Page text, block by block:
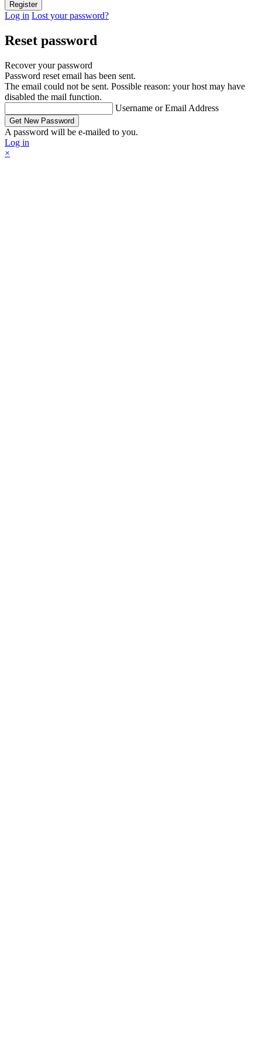
Log in Lost your password?
Reset password
Recover your password
Password reset email has been sent.
The email could not be sent. Possible reason: your host may have
disabled the mail function.
Username or Email Address
A password will be e-mailed to you.
Log in
×